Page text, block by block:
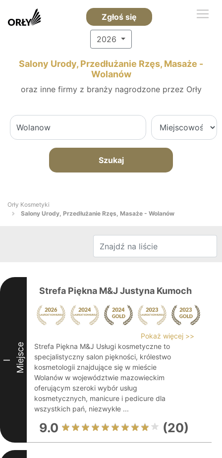
Zgłoś się
2026
Salony Urody, Przedłużanie Rzęs, Masaże -
Wolanów
oraz inne firmy z branży nagrodzone przez Orły
Szukaj
Orły Kosmetyki
Salony Urody, Przedłużanie Rzęs, Masaże - Wolanów
I Miejsce
Strefa Piękna M&J Justyna Kumoch
Pokaż więcej >>
Strefa Piękna M&J Usługi kosmetyczne to
specjalistyczny salon piękności, królestwo
kosmetologii znajdujące się w mieście
Wolanów w województwie mazowieckim
oferującym szeroki wybór usług
kosmetycznych, manicure i pedicure dla
wszystkich pań, niezwykłe ...
9.0 (20)